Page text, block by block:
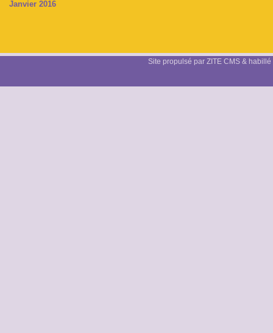
Janvier 2016
Site propulsé par ZITE CMS &